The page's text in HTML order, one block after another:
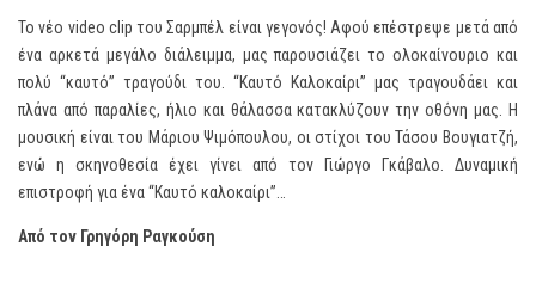
Το νέο video clip του Σαρμπέλ είναι γεγονός! Αφού επέστρεψε μετά από
ένα αρκετά μεγάλο διάλειμμα, μας παρουσιάζει το ολοκαίνουριο και
πολύ “καυτό” τραγούδι του. “Καυτό Καλοκαίρι” μας τραγουδάει και
πλάνα από παραλίες, ήλιο και θάλασσα κατακλύζουν την οθόνη μας. Η
μουσική είναι του Μάριου Ψιμόπουλου, οι στίχοι του Τάσου Βουγιατζή,
ενώ η σκηνοθεσία έχει γίνει από τον Γιώργο Γκάβαλο. Δυναμική
επιστροφή για ένα “Καυτό καλοκαίρι”…
Από τον Γρηγόρη Ραγκούση